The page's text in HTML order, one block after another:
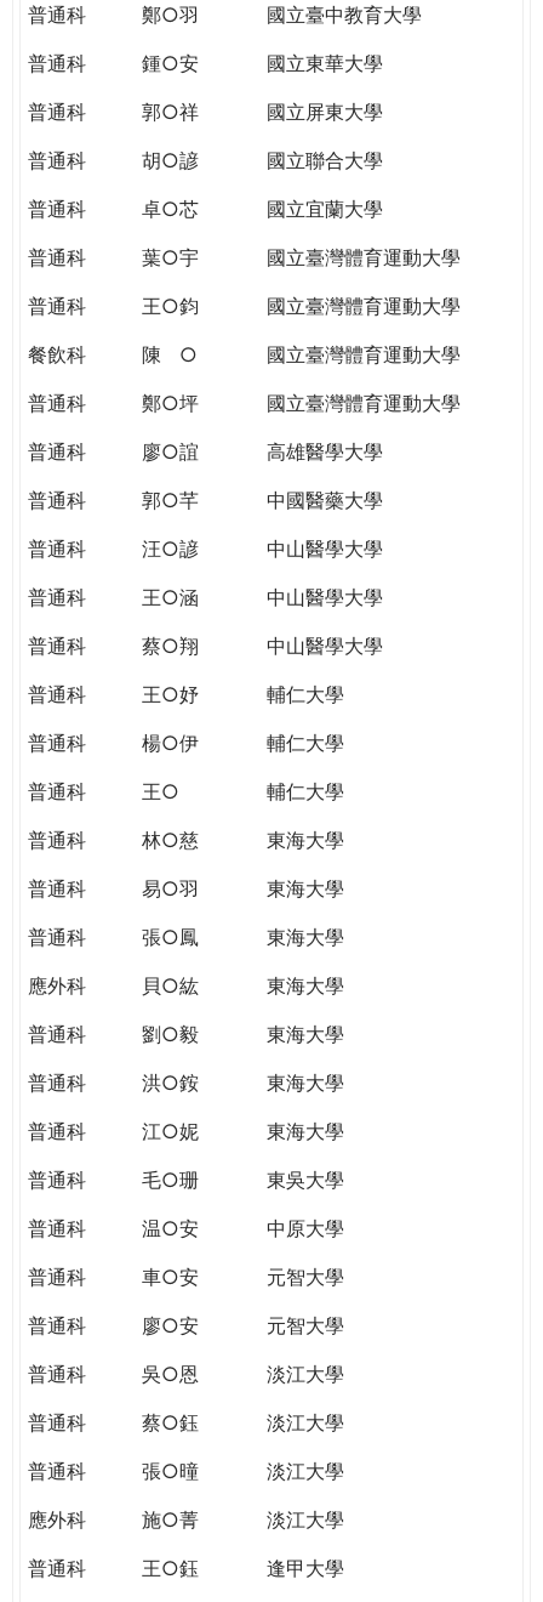
WAGOR
TODAY
THE
WORLD
PUTTING
YOU
THE
CITIZENSHIP
普通科
鄭○羽
國立臺中教育大學
普通科
鍾○安
國立東華大學
普通科
郭○祥
國立屏東大學
普通科
胡○諺
國立聯合大學
普通科
卓○芯
國立宜蘭大學
普通科
葉○宇
國立臺灣體育運動大學
普通科
王○鈞
國立臺灣體育運動大學
餐飲科
陳 ○
國立臺灣體育運動大學
普通科
鄭○坪
國立臺灣體育運動大學
普通科
廖○誼
高雄醫學大學
普通科
郭○芊
中國醫藥大學
普通科
汪○諺
中山醫學大學
普通科
王○涵
中山醫學大學
普通科
蔡○翔
中山醫學大學
普通科
王○妤
輔仁大學
普通科
楊○伊
輔仁大學
普通科
王○
輔仁大學
普通科
林○慈
東海大學
普通科
易○羽
東海大學
普通科
張○鳳
東海大學
應外科
貝○紘
東海大學
普通科
劉○毅
東海大學
普通科
洪○銨
東海大學
普通科
江○妮
東海大學
普通科
毛○珊
東吳大學
普通科
温○安
中原大學
普通科
車○安
元智大學
普通科
廖○安
元智大學
普通科
吳○恩
淡江大學
普通科
蔡○鈺
淡江大學
普通科
張○曈
淡江大學
應外科
施○菁
淡江大學
普通科
王○鈺
逢甲大學